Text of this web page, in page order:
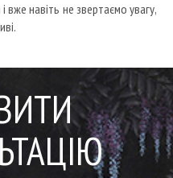
навіть не звертаємо увагу,